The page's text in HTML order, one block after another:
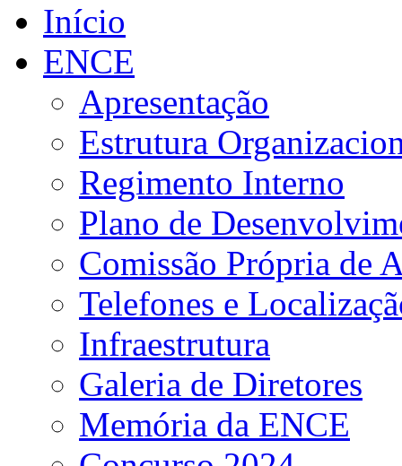
Início
ENCE
Apresentação
Estrutura
Regimento Interno
Plano de
Comissão Própria de
Telefones e
Infraestrutura
Galeria de Diretores
Memória da ENCE